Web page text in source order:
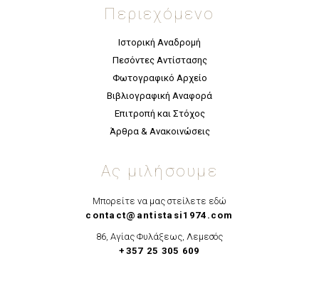
Περιεχόμενο
Ιστορική Αναδρομή
Πεσόντες Αντίστασης
Φωτογραφικό Αρχείο
Βιβλιογραφική Αναφορά
Επιτροπή και Στόχος
Άρθρα & Ανακοινώσεις
Ας μιλήσουμε
Μπορείτε να μας στείλετε εδώ
contact@antistasi1974.com
86, Αγίας Φυλάξεως, Λεμεσός
+357 25 305 609